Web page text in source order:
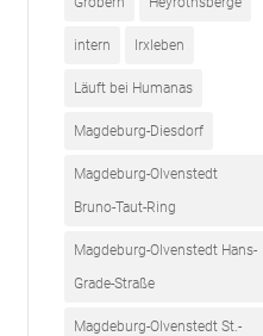
intern Irxleben
Läuft bei Humanas
Magdeburg-Diesdorf
Magdeburg-Olvenstedt
Bruno-Taut-Ring
Magdeburg-Olvenstedt Hans-
Grade-Straße
Magdeburg-Olvenstedt St.-